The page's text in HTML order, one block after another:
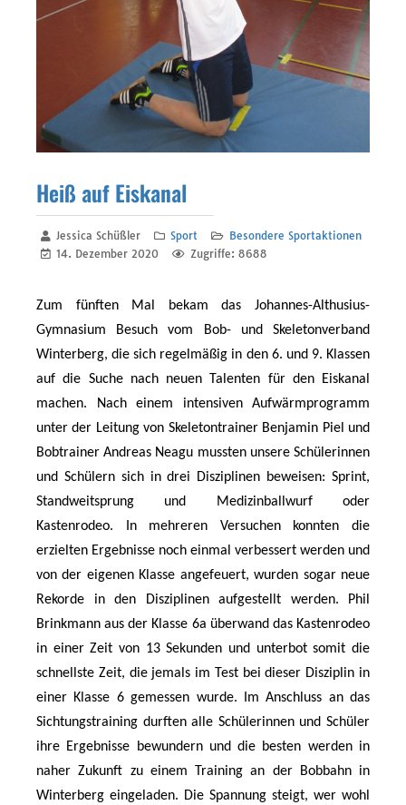
Heiß auf Eiskanal
Jessica Schüßler Sport
Besondere Sportaktionen
14. Dezember 2020
Zugriffe: 8688
Zum fünften Mal bekam das Johannes-Althusius-
Gymnasium Besuch vom Bob- und Skeletonverband
Winterberg, die sich regelmäßig in den 6. und 9. Klassen
auf die Suche nach neuen Talenten für den Eiskanal
machen. Nach einem intensiven Aufwärmprogramm
unter der Leitung von Skeletontrainer Benjamin Piel und
Bobtrainer Andreas Neagu mussten unsere Schülerinnen
und Schülern sich in drei Disziplinen beweisen: Sprint,
Standweitsprung und Medizinballwurf oder
Kastenrodeo. In mehreren Versuchen konnten die
erzielten Ergebnisse noch einmal verbessert werden und
von der eigenen Klasse angefeuert, wurden sogar neue
Rekorde in den Disziplinen aufgestellt werden. Phil
Brinkmann aus der Klasse 6a überwand das Kastenrodeo
in einer Zeit von 13 Sekunden und unterbot somit die
schnellste Zeit, die jemals im Test bei dieser Disziplin in
einer Klasse 6 gemessen wurde. Im Anschluss an das
Sichtungstraining durften alle Schülerinnen und Schüler
ihre Ergebnisse bewundern und die besten werden in
naher Zukunft zu einem Training an der Bobbahn in
Winterberg eingeladen. Die Spannung steigt, wer wohl